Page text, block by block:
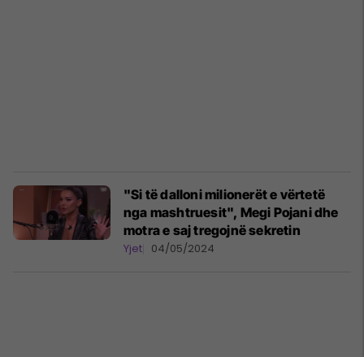
"Si të dalloni milionerët e vërtetë
nga mashtruesit", Megi Pojani dhe
motra e saj tregojnë sekretin
Yjet 04/05/2024